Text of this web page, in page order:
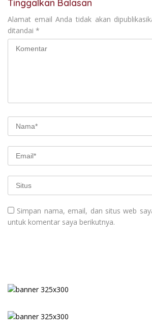
Tinggalkan Balasan
Alamat email Anda tidak akan
ditandai *
Simpan nama, email, dan situs web
untuk komentar saya berikutnya.